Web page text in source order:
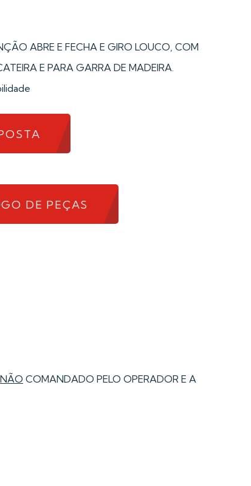
ABRE E FECHA E GIRO LOUCO, COM
E PARA GARRA DE MADEIRA.
DE PEÇAS
NÃO COMANDADO PELO OPERADOR E A